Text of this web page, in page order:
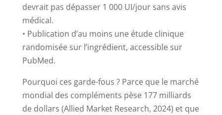
devrait pas dépasser 1 000 UI/jour sans avis
médical.
• Publication d’au moins une étude clinique
randomisée sur l’ingrédient, accessible sur
PubMed.
Pourquoi ces garde-fous ? Parce que le marché
mondial des compléments pèse 177 milliards
de dollars (Allied Market Research, 2024) et que